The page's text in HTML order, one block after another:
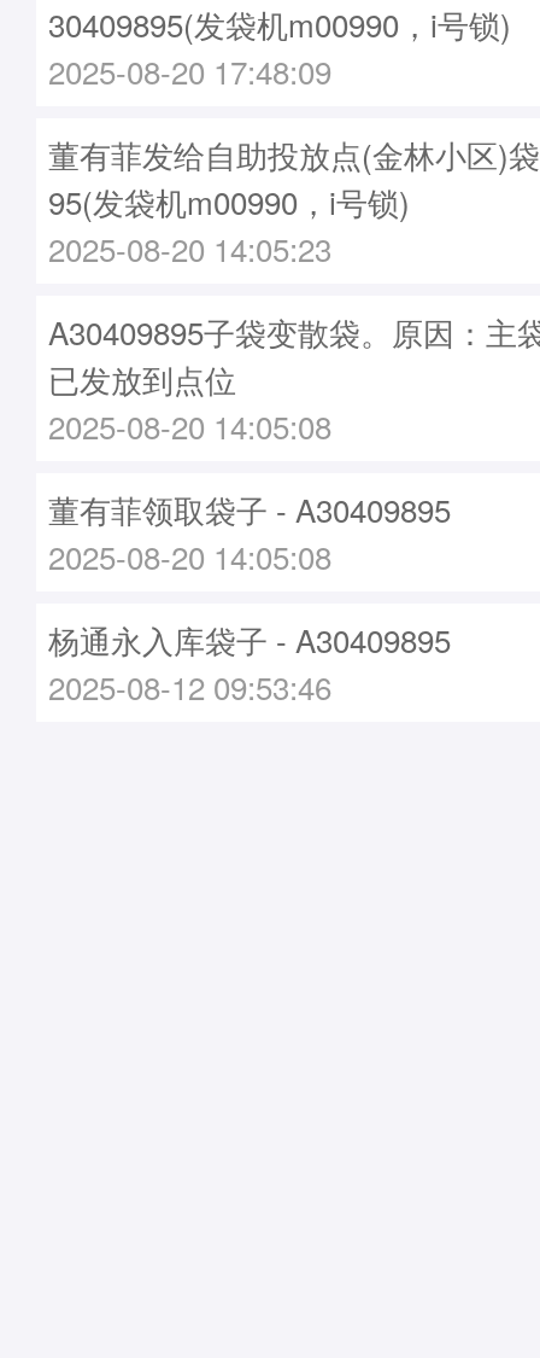
30409895(发袋机m00990，i号锁)
2025-08-20 17:48:09
董有菲发给自助投放点(金林小区)
95(发袋机m00990，i号锁)
2025-08-20 14:05:23
A30409895子袋变散袋。原因：主
已发放到点位
2025-08-20 14:05:08
董有菲领取袋子 - A30409895
2025-08-20 14:05:08
杨通永入库袋子 - A30409895
2025-08-12 09:53:46